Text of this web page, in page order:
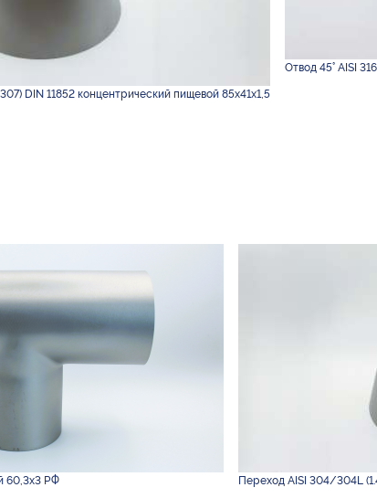
DIN 11852 концентрический пищевой 85х41х1,5
Отвод 45° AISI
60,3х3 РФ Переход AISI 304/304L